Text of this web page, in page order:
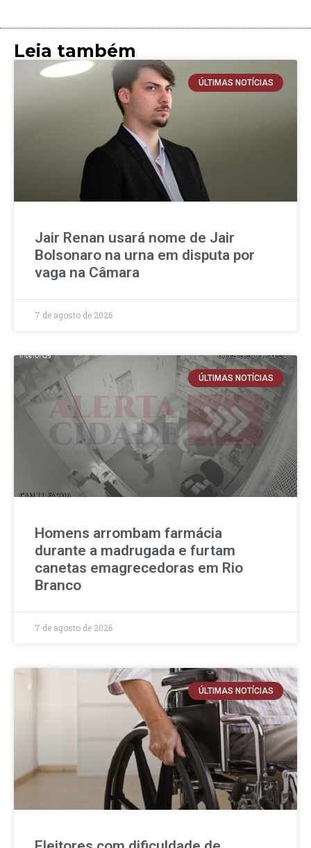
Leia também
ÚLTIMAS NOTÍCIAS
Jair Renan usará nome de Jair
Bolsonaro na urna em disputa por
vaga na Câmara
7 de agosto de 2026
ÚLTIMAS NOTÍCIAS
Homens arrombam farmácia
durante a madrugada e furtam
canetas emagrecedoras em Rio
Branco
7 de agosto de 2026
ÚLTIMAS NOTÍCIAS